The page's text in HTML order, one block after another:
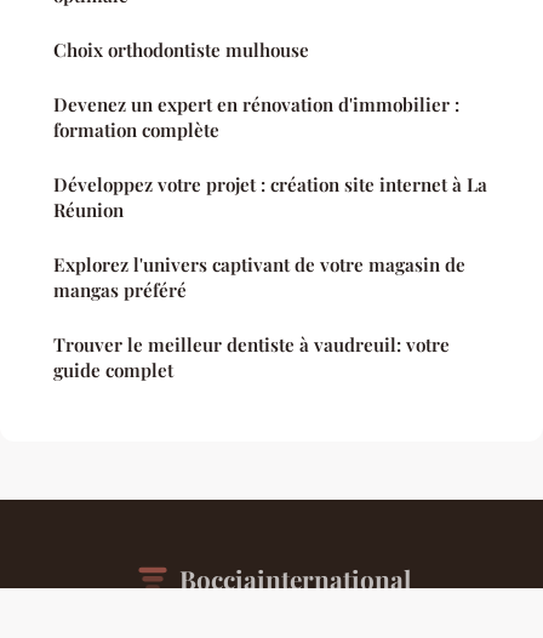
Choix orthodontiste mulhouse
Devenez un expert en rénovation d'immobilier :
formation complète
Développez votre projet : création site internet à La
Réunion
Explorez l'univers captivant de votre magasin de
mangas préféré
Trouver le meilleur dentiste à vaudreuil: votre
guide complet
Bocciainternational